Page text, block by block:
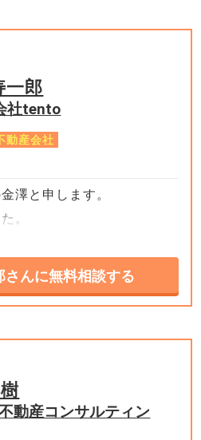
一郎
社tento
動産会社
澤と申します。
。
に、費用の不安で踏み切れ
ておいた方が良い」とは思
にいきたいところです。
さんに無料相談する
動産コンサルティン